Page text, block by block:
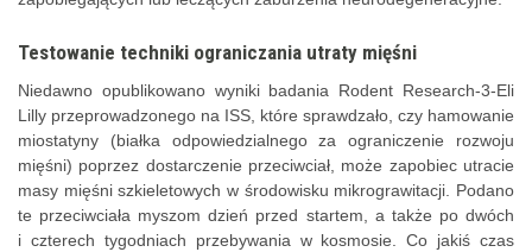
Testowanie techniki ograniczania utraty mięśni
Niedawno opublikowano wyniki badania Rodent Research-3-Eli
Lilly przeprowadzonego na ISS, które sprawdzało, czy hamowanie
miostatyny (białka odpowiedzialnego za ograniczenie rozwoju
mięśni) poprzez dostarczenie przeciwciał, może zapobiec utracie
masy mięśni szkieletowych w środowisku mikrograwitacji. Podano
te przeciwciała myszom dzień przed startem, a także po dwóch
i czterech tygodniach przebywania w kosmosie. Co jakiś czas